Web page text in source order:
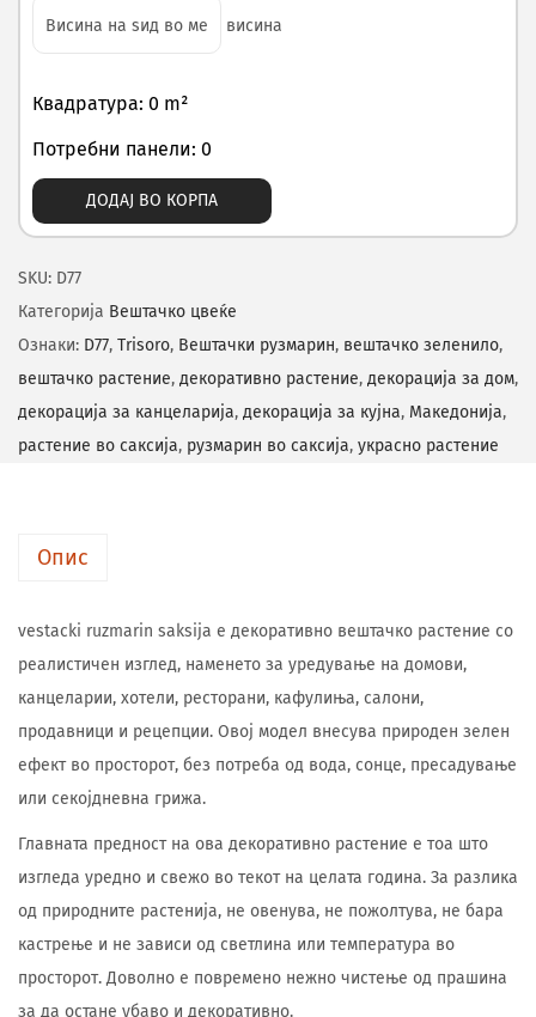
висина
Квадратура: 0 m²
Потребни панели: 0
ДОДАЈ ВО КОРПА
SKU: D77
Категорија Вештачко цвеќе
Ознаки: D77, Trisoro, Вештачки рузмарин, вештачко зеленило,
вештачко растение, декоративно растение, декорација за дом,
декорација за канцеларија, декорација за кујна, Македонија,
растение во саксија, рузмарин во саксија, украсно растение
Опис
vestacki ruzmarin saksija е декоративно вештачко растение со
реалистичен изглед, наменето за уредување на домови,
канцеларии, хотели, ресторани, кафулиња, салони,
продавници и рецепции. Овој модел внесува природен зелен
ефект во просторот, без потреба од вода, сонце, пресадување
или секојдневна грижа.
Главната предност на ова декоративно растение е тоа што
изгледа уредно и свежо во текот на целата година. За разлика
од природните растенија, не овенува, не пожолтува, не бара
кастрење и не зависи од светлина или температура во
просторот. Доволно е повремено нежно чистење од прашина
за да остане убаво и декоративно.